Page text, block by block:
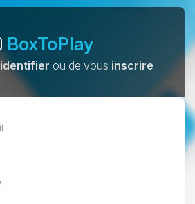
BoxToPlay
identifier ou de vous inscrire